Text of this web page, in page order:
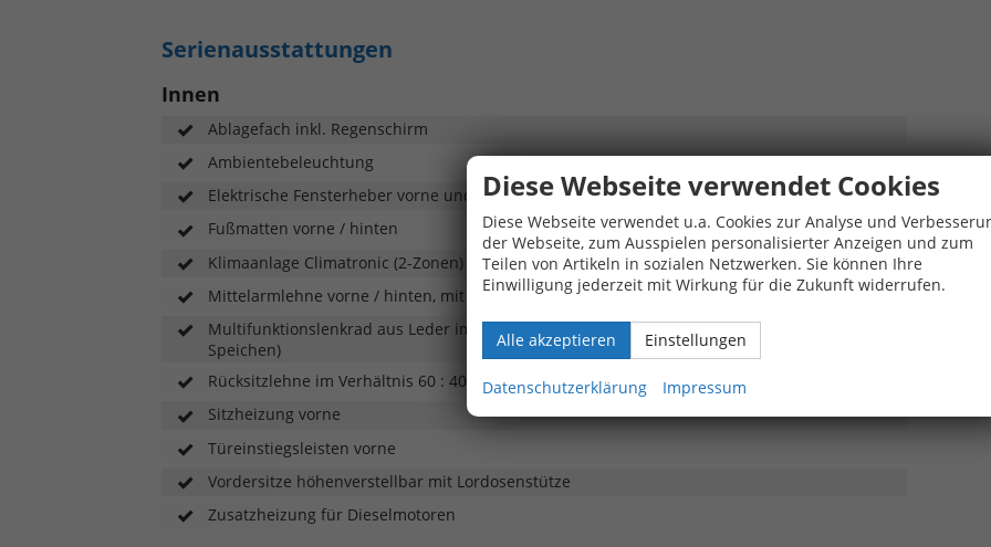
Serienausstattungen
Innen
Ablagefach inkl. Regenschirm
Ambientebeleuchtung
Elektrische Fensterheber vorne und hinten
Fußmatten vorne / hinten
Klimaanlage Climatronic (2-Zonen)
Mittelarmlehne vorne / hinten, mit Durchlademöglichkeit
Multifunktionslenkrad aus Leder im Sportdesign, beheizbar, inkl. Schaltwippen für DSG (3-
Speichen)
Rücksitzlehne im Verhältnis 60 : 40 geteilt umklappbar
Sitzheizung vorne
Türeinstiegsleisten vorne
Vordersitze höhenverstellbar mit Lordosenstütze
Zusatzheizung für Dieselmotoren
Diese Webseite verwendet Cookies
Diese Webseite verwendet u.a. Cookies zur Analyse und
der Webseite, zum Ausspielen personalisierter Anzeigen und zum
Teilen von Artikeln in sozialen Netzwerken. Sie können Ihre
Einwilligung jederzeit mit Wirkung für die Zukunft widerrufen.
Alle akzeptieren Einstellungen
Datenschutzerklärung Impressum